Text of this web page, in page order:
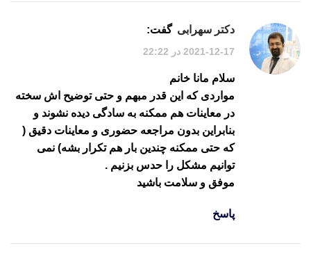
دکتر سهرابی گفت:
2021-12-17 در 22:22
سلام مانا خانم
مواردی که این قدر مبهم و حتی توضیح اش سخته
در معاینات هم ممکنه به سادگی دیده نشوند و
بنابراین بدون مراجعه حضوری و معاینات دقیق (
که حتی ممکنه چندین بار هم تکرار بشه) نمی
توانیم مشکل را حدس بزنیم .
موفق و سلامت باشید
پاسخ